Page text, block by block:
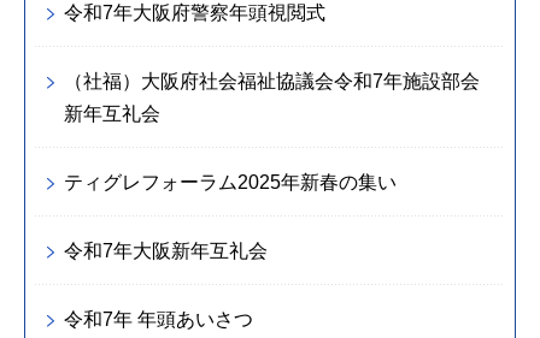
令和7年大阪府警察年頭視閲式
（社福）大阪府社会福祉協議会令和7年施設部会
新年互礼会
ティグレフォーラム2025年新春の集い
令和7年大阪新年互礼会
令和7年 年頭あいさつ